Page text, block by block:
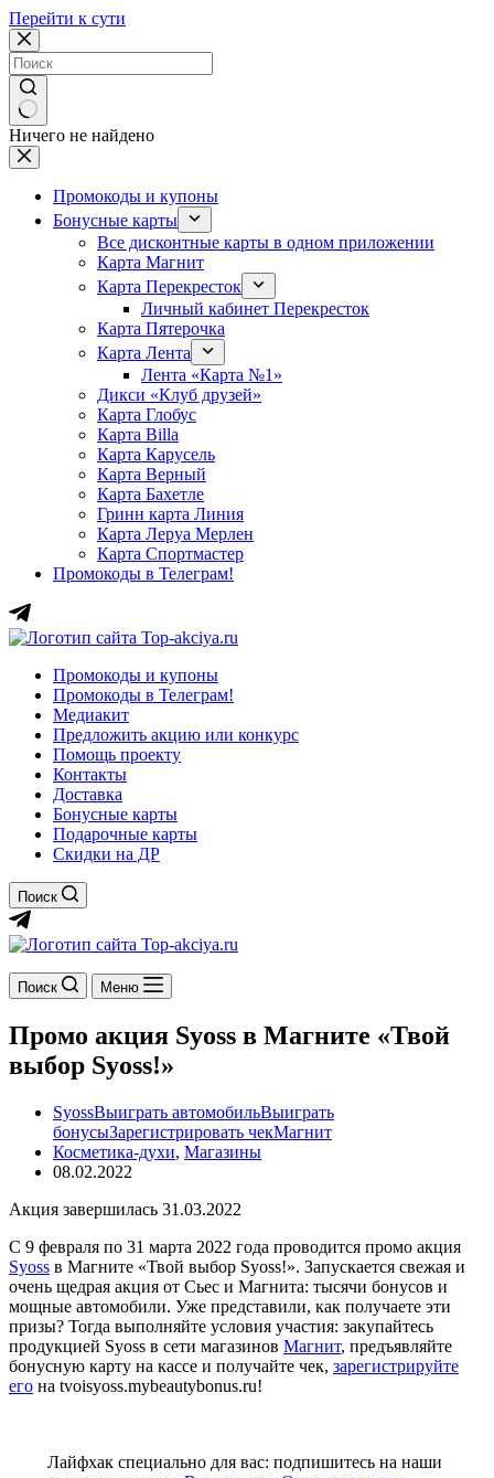
Перейти к сути
Ничего не найдено
Промокоды и купоны
Бонусные карты
Все дисконтные карты в одном приложении
Карта Магнит
Карта Перекресток
Личный кабинет Перекресток
Карта Пятерочка
Карта Лента
Лента «Карта №1»
Дикси «Клуб друзей»
Карта Глобус
Карта Billa
Карта Карусель
Карта Верный
Карта Бахетле
Гринн карта Линия
Карта Леруа Мерлен
Карта Спортмастер
Промокоды в Телеграм!
Промокоды и купоны
Промокоды в Телеграм!
Медиакит
Предложить акцию или конкурс
Помощь проекту
Контакты
Доставка
Бонусные карты
Подарочные карты
Скидки на ДР
Поиск
Поиск Меню
Промо акция Syoss в Магните «Твой
выбор Syoss!»
SyossВыиграть автомобильВыиграть
бонусыЗарегистрировать чекМагнит
Косметика-духи, Магазины
08.02.2022
Акция завершилась 31.03.2022
С 9 февраля по 31 марта 2022 года проводится промо акция
Syoss в Магните «Твой выбор Syoss!». Запускается свежая и
очень щедрая акция от Сьес и Магнита: тысячи бонусов и
мощные автомобили. Уже представили, как получаете эти
призы? Тогда выполняйте условия участия: закупайтесь
продукцией Syoss в сети магазинов Магнит, предъявляйте
бонусную карту на кассе и получайте чек, зарегистрируйте
его на tvoisyoss.mybeautybonus.ru!
Лайфхак специально для вас: подпишитесь на наши